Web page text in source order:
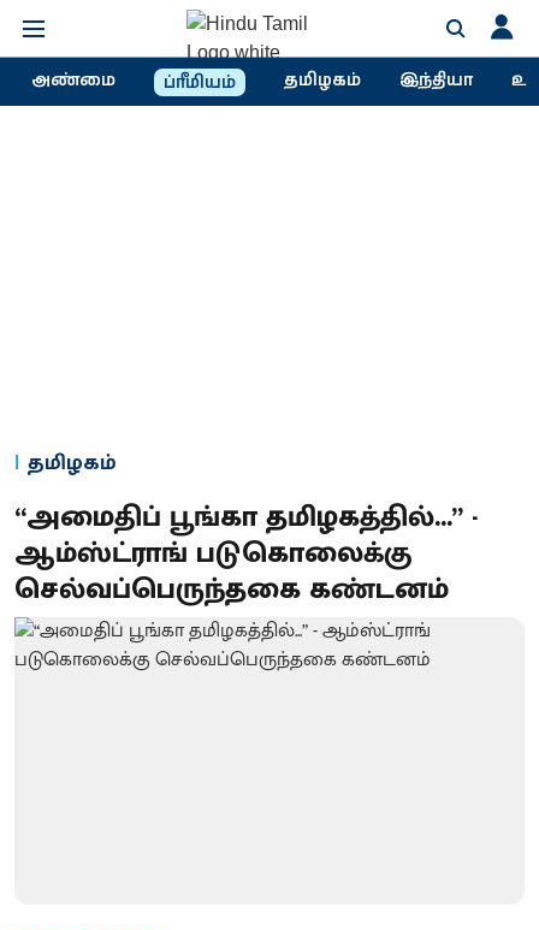
அண்மை ப்ரீமியம் தமிழகம் இந்தியா
தமிழகம்
“அமைதிப் பூங்கா தமிழகத்தில்...” -
ஆம்ஸ்ட்ராங் படுகொலைக்கு
செல்வப்பெருந்தகை கண்டனம்